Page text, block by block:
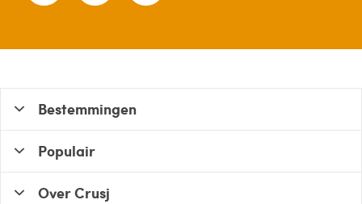
Bestemmingen
Populair
Over Crusj